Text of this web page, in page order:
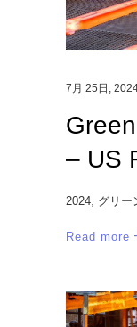
7月 25日,
– US
2024, グリー
Read more